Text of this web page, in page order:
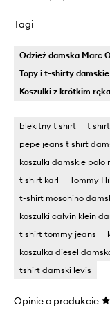
Tagi
Odzież damska Marc
Topy i t-shirty
Koszulki z krótkim
blekitny t shirt t
pepe jeans t shirt
koszulki damskie polo
t shirt karl
Tommy
t-shirt moschino
koszulki calvin klein
t shirt tommy jeans
koszulka diesel
tshirt damski levis
Opinie o produkcie